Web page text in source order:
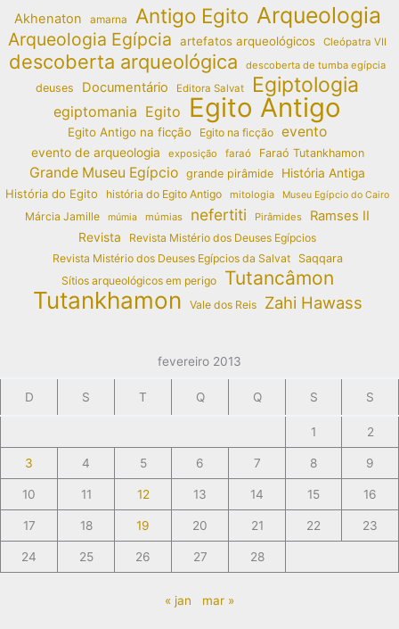
Akhenaton amarna Antigo Egito Arqueologia
Arqueologia Egípcia artefatos arqueológicos Cleópatra VII
descoberta arqueológica descoberta de tumba egípcia
deuses Documentário Editora Salvat Egiptologia
egiptomania Egito Egito Antigo
Egito Antigo na ficção Egito na ficção evento
evento de arqueologia exposição faraó Faraó Tutankhamon
Grande Museu Egípcio grande pirâmide
História Antiga
História do Egito
história do Egito Antigo mitologia Museu Egípcio do Cairo
Márcia Jamille múmia múmias nefertiti Pirâmides Ramses II
Revista
Revista Mistério dos Deuses Egípcios
Revista Mistério dos Deuses Egípcios da Salvat
Saqqara
Sítios arqueológicos em perigo
Tutancâmon
Tutankhamon Vale dos Reis Zahi Hawass
fevereiro 2013
D S T Q Q S S
1 2
3 4 5 6 7 8 9
10 11 12 13 14 15 16
17 18 19 20 21 22 23
24 25 26 27 28
« jan mar »